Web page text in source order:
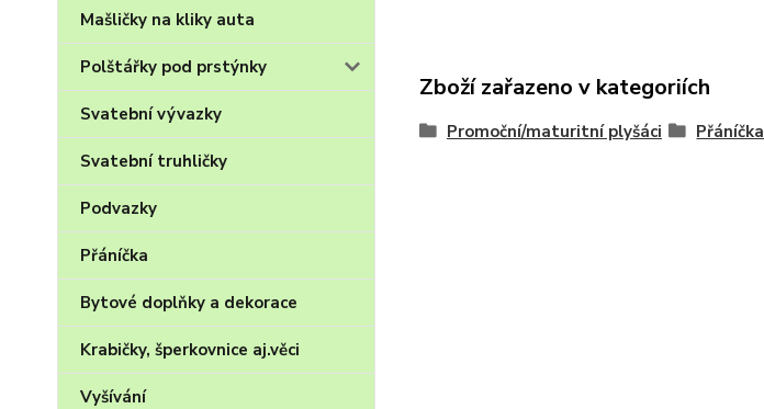
Mašličky na kliky auta
Polštářky pod prstýnky
Svatební vývazky
Svatební truhličky
Podvazky
Přáníčka
Bytové doplňky a dekorace
Krabičky, šperkovnice aj.věci
Vyšívání
Zboží zařazeno v kategoriích
Promoční/maturitní plyšáci Přáníčka